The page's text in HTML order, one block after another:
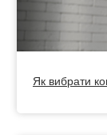
Як вибрати